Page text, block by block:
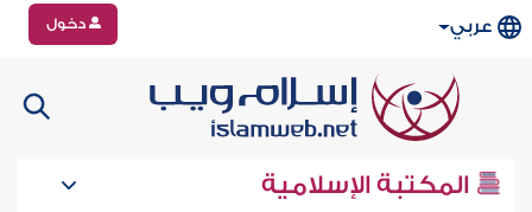
عربي دخول
المكتبة الإسلامية